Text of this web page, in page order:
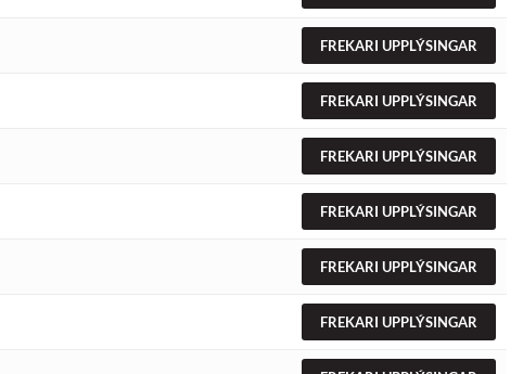
FREKARI UPPLÝSINGAR
FREKARI UPPLÝSINGAR
FREKARI UPPLÝSINGAR
FREKARI UPPLÝSINGAR
FREKARI UPPLÝSINGAR
FREKARI UPPLÝSINGAR